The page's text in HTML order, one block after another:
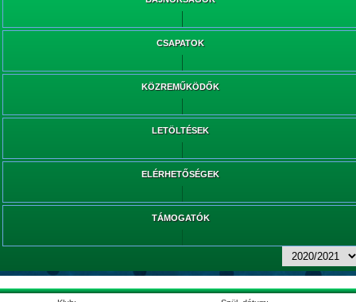
CSAPATOK
KÖZREMŰKÖDŐK
LETÖLTÉSEK
ELÉRHETŐSÉGEK
TÁMOGATÓK